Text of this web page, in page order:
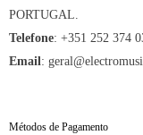
PORTUGAL.
Telefone: +351 252 374
Email:
Métodos de Pagamento